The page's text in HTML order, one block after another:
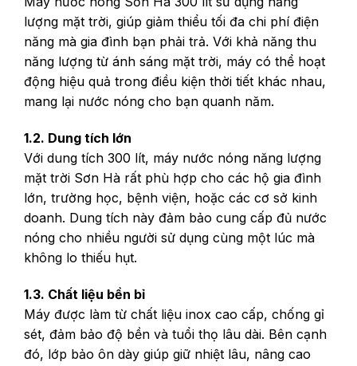
lượng mặt trời, giúp giảm thiểu tối đa chi phí điện
năng mà gia đình bạn phải trả. Với khả năng thu
năng lượng từ ánh sáng mặt trời, máy có thể hoạt
động hiệu quả trong điều kiện thời tiết khác nhau,
mang lại nước nóng cho bạn quanh năm.
1.2. Dung tích lớn
Với dung tích 300 lít, máy nước nóng năng lượng
mặt trời Sơn Hà rất phù hợp cho các hộ gia đình
lớn, trường học, bệnh viện, hoặc các cơ sở kinh
doanh. Dung tích này đảm bảo cung cấp đủ nước
nóng cho nhiều người sử dụng cùng một lúc mà
không lo thiếu hụt.
1.3. Chất liệu bền bỉ
Máy được làm từ chất liệu inox cao cấp, chống gỉ
sét, đảm bảo độ bền và tuổi thọ lâu dài. Bên cạnh
đó, lớp bảo ôn dày giúp giữ nhiệt lâu, nâng cao